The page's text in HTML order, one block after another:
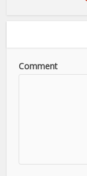
Comment